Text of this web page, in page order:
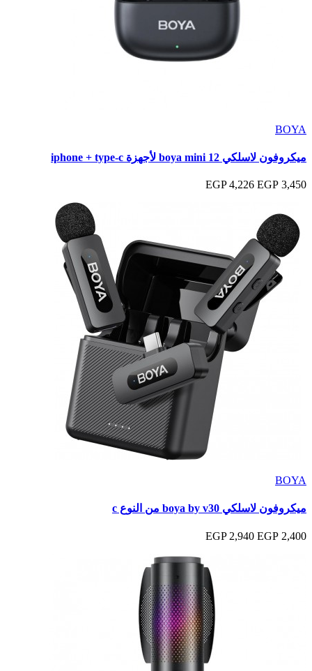
BOYA
ميكروفون لاسلكي boya mini 12 لأجهزة iphone + type-c
3,450 EGP
4,226 EGP
BOYA
ميكروفون لاسلكي boya by v30 من النوع c
2,400 EGP
2,940 EGP